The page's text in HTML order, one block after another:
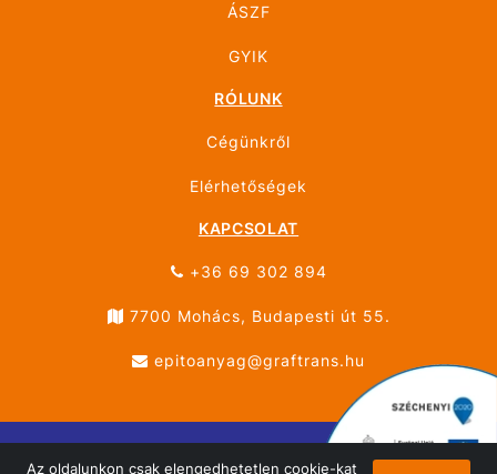
Az oldalunkon csak elengedhetetlen cookie-kat
ÁSZF
GYIK
RÓLUNK
Cégünkről
Elérhetőségek
KAPCSOLAT
+36 69 302 894
7700 Mohács, Budapesti út 55.
epitoanyag@graftrans.hu